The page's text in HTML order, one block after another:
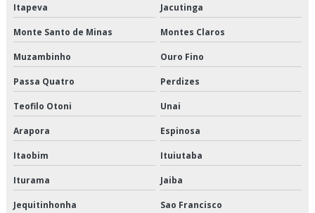
Orçamento de distribuição de alimentos refrigerados
Orçamento de entrega de congelados
Orçamento de entrega de refrigerados
Orçamento de entregas fracionadas
Orçamento de logística de alimentos
Orçamento de logística de alimentos congelados
Itapeva Jacutinga
Monte Santo de Minas Montes Claros
Muzambinho Ouro Fino
Passa Quatro Perdizes
Teofilo Otoni Unai
Arapora Espinosa
Itaobim Ituiutaba
Iturama Jaiba
Jequitinhonha Sao Francisco